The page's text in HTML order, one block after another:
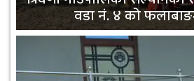
वडा नं. ४ कोतालिम